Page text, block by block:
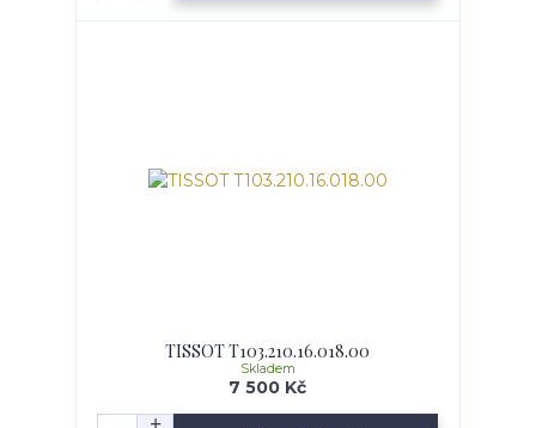
TISSOT T103.210.16.018.00
7 500 Kč
Skladem